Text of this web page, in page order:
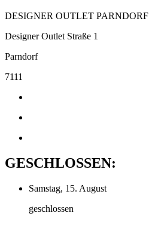
DESIGNER OUTLET PARNDORF
Designer Outlet Straße 1
Parndorf
7111
GESCHLOSSEN:
Samstag, 15. August
geschlossen